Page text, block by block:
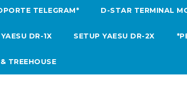
TELEGRAM* D-STAR TERMINAL
DR-1X SETUP YAESU DR-2X
TREEHOUSE